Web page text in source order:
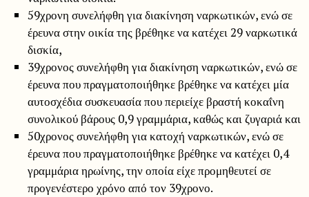
59χρονη συνελήφθη για διακίνηση ναρκωτικών, ενώ σε
έρευνα στην οικία της βρέθηκε να κατέχει 29 ναρκωτικά
δισκία,
39χρονος συνελήφθη για διακίνηση ναρκωτικών, ενώ σε
έρευνα που πραγματοποιήθηκε βρέθηκε να κατέχει μία
αυτοσχέδια συσκευασία που περιείχε βραστή κοκαΐνη
συνολικού βάρους 0,9 γραμμάρια, καθώς και ζυγαριά και
50χρονος συνελήφθη για κατοχή ναρκωτικών, ενώ σε
έρευνα που πραγματοποιήθηκε βρέθηκε να κατέχει 0,4
γραμμάρια ηρωίνης, την οποία είχε προμηθευτεί σε
προγενέστερο χρόνο από τον 39χρονο.